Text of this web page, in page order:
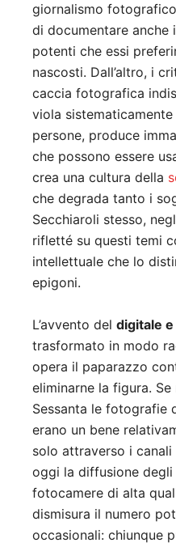
giornalismo
di documentare
potenti che essi
nascosti. Dall’altro, i
caccia fotografica
viola
persone, produce
che possono essere
crea una cultura della
che degrada tanto i
Secchiaroli stesso,
rifletté su questi temi
intellettuale che lo
epigoni.
L’avvento del digitale
trasformato in modo
opera il paparazzo
eliminarne la figura.
Sessanta le fotografie
erano un bene
solo attraverso i
oggi la diffusione
fotocamere di alta
dismisura il numero
occasionali: chiunque